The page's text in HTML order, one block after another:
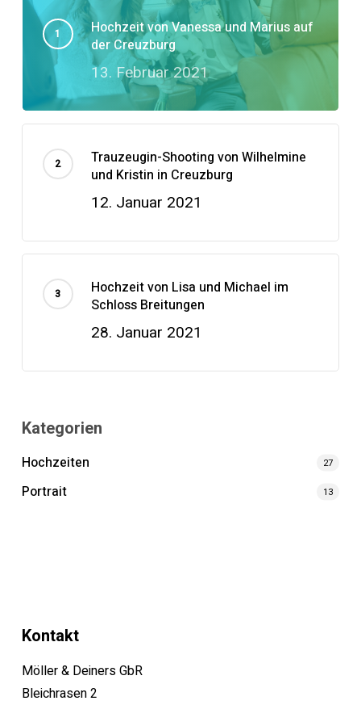
Hochzeit von Vanessa und Marius auf
der Creuzburg
13. Februar 2021
Trauzeugin-Shooting von Wilhelmine
und Kristin in Creuzburg
12. Januar 2021
Hochzeit von Lisa und Michael im
Schloss Breitungen
28. Januar 2021
Kategorien
Hochzeiten
27
Portrait 13
Kontakt
Möller & Deiners GbR
Bleichrasen 2